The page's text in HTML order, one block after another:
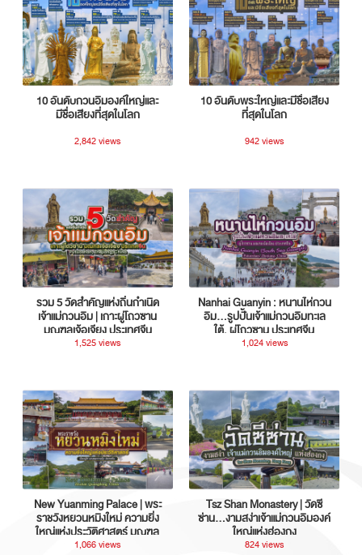
10 อันดับกวนอิมองค์ใหญ่และ
มีชื่อเสียงที่สุดในโลก
2,842 views
10 อันดับพระใหญ่และมีชื่อเสียง
ที่สุดในโลก
942 views
รวม 5 วัดสำคัญแห่งถิ่นกำเนิด
เจ้าแม่กวนอิม | เกาะผู่โถวซาน
มณฑลเจ้อเจียง ประเทศจีน
1,525 views
Nanhai Guanyin : หนานไห่กวน
อิม...รูปปั้นเจ้าแม่กวนอิมทะเล
ใต้, ผู่โถวซาน ประเทศจีน
1,024 views
New Yuanming Palace | พระ
ราชวังหยวนหมิงใหม่ ความยิ่ง
ใหญ่แห่งประวัติศาสตร์ มณฑล
กวางตุ้ง ประเทศจีน
1,066 views
Tsz Shan Monastery | วัดซี
ซ่าน…งามสง่าเจ้าแม่กวนอิมองค์
ใหญ่แห่งฮ่องกง
824 views